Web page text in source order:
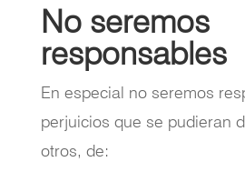
No seremos
responsables
En especial no seremos
perjuicios que se pudieran
otros, de: